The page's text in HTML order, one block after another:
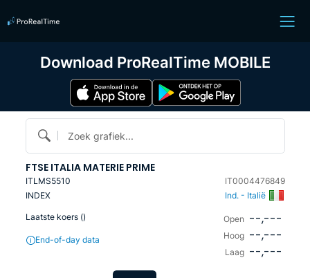
Zoek grafiek...
FTSE ITALIA MATERIE PRIME
ITLMS5510
IT0004476849
INDEX
Ind. - Italië
Laatste koers ()
End-of-day data
Open --,---
Hoog --,---
Laag --,---
Download ProRealTime MOBILE